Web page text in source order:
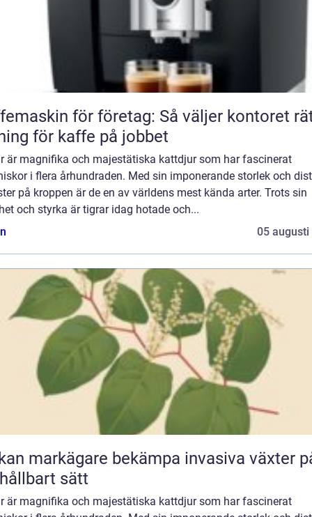
för företag: Så väljer kontoret
för kaffe på jobbet
är magnifika och majestätiska kattdjur som har fascinerat
i flera århundraden. Med sin imponerande storlek och
på kroppen är de en av världens mest kända arter. Trots sin
och styrka är tigrar idag hotade och...
05 augusti
markägare bekämpa invasiva växter
sätt
är magnifika och majestätiska kattdjur som har fascinerat